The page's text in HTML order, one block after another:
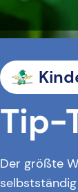
Tip-
Der größte